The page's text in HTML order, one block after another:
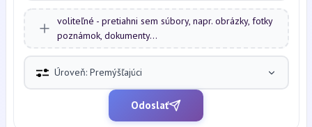
voliteľné - pretiahni sem súbory, napr. obrázky, fotky
poznámok, dokumenty...
Úroveň: Premýšľajúci
Odoslať